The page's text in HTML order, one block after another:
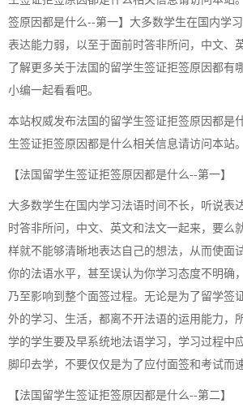
签原因都是什么--第一】大多数学生在国内学
表达能力弱，以至于面前时答非所问，中文、
了解更多关于法国的留学生签证拒签原因都有
小编一起看看吧。
本站权威发布法国的留学生签证拒签原因都是
生签证拒签原因都是什么相关信息请访问本站。
【法国留学生签证拒签原因都是什么--第一】
大多数学生在国内学习法语时间不长，听说表
时答非所问，中文、英文和法文一起来，要么
样就不能够清晰地表达自己的想法，从而使面
你的法语水平，甚至误认为你学习态度不明确
乃至影响到整个面签过程。无论是为了留学签
外的学习、生活，都离不开法语的运用能力，
学的学生要及早系统地法语学习，学习过程中
脚印去学，不要仅仅是为了应付面签和考试而
【法国留学生签证拒签原因都是什么--第二】